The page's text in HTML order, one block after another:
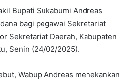
Bupati Sukabumi Andreas
bagi pegawai Sekretariat
Sekretariat Daerah, Kabupaten
Senin (24/02/2025).
Wabup Andreas menekankan